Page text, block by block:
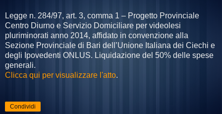
Legge n. 284/97, art. 3, comma 1 – Progetto Provinciale
Centro Diurno e Servizio Domiciliare per videolesi
pluriminorati anno 2014, affidato in convenzione alla
Sezione Provinciale di Bari dell’Unione Italiana dei Ciechi e
degli Ipovedenti ONLUS. Liquidazione del 50% delle spese
generali.
Clicca qui per visualizzare l'atto.
Condividi